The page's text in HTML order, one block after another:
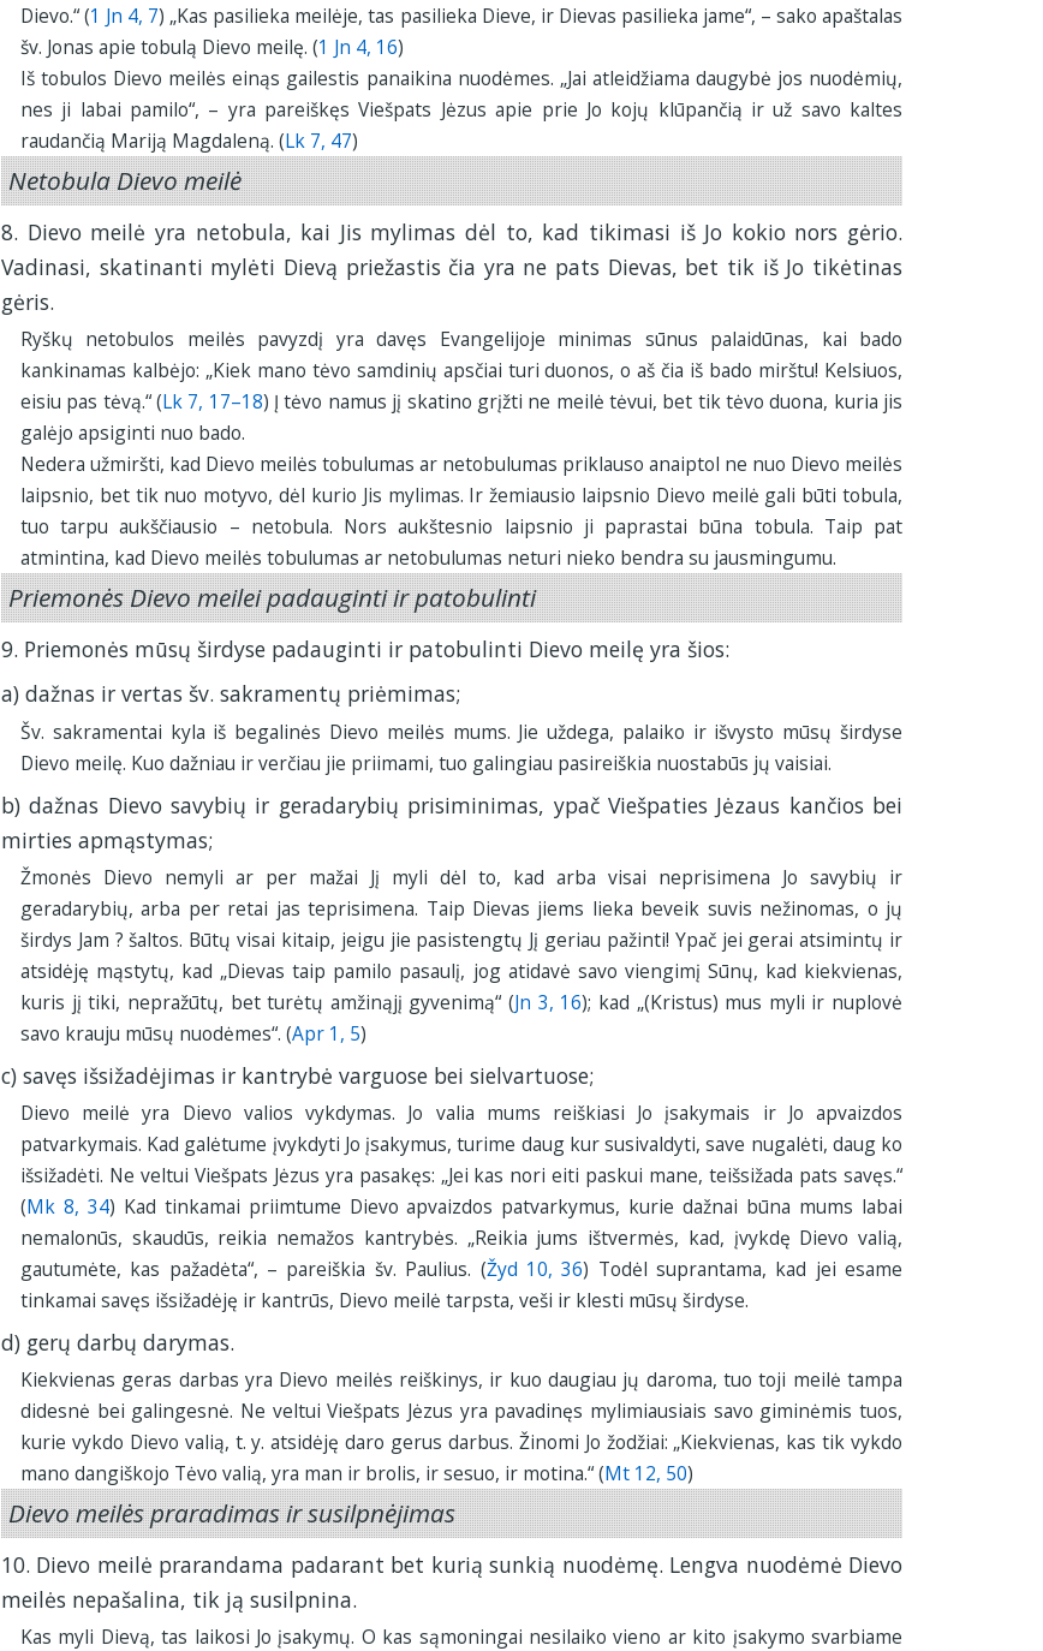
Dievo.“ (1 Jn 4, 7) „Kas pasilieka meilėje, tas pasilieka Dieve, ir Dievas pasilieka jame“, – sako apaštalas
šv. Jonas apie tobulą Dievo meilę. (1 Jn 4, 16)
Iš tobulos Dievo meilės einąs gailestis panaikina nuodėmes. „Jai atleidžiama daugybė jos nuodėmių,
nes ji labai pamilo“, – yra pareiškęs Viešpats Jėzus apie prie Jo kojų klūpančią ir už savo kaltes
raudančią Mariją Magdaleną. (Lk 7, 47)
Netobula Dievo meilė
8. Dievo meilė yra netobula, kai Jis mylimas dėl to, kad tikimasi iš Jo kokio nors gėrio.
Vadinasi, skatinanti mylėti Dievą priežastis čia yra ne pats Dievas, bet tik iš Jo tikėtinas
gėris.
Ryškų netobulos meilės pavyzdį yra davęs Evangelijoje minimas sūnus palaidūnas, kai bado
kankinamas kalbėjo: „Kiek mano tėvo samdinių apsčiai turi duonos, o aš čia iš bado mirštu! Kelsiuos,
eisiu pas tėvą.“ (Lk 7, 17–18) Į tėvo namus jį skatino grįžti ne meilė tėvui, bet tik tėvo duona, kuria jis
galėjo apsiginti nuo bado.
Nedera užmiršti, kad Dievo meilės tobulumas ar netobulumas priklauso anaiptol ne nuo Dievo meilės
laipsnio, bet tik nuo motyvo, dėl kurio Jis mylimas. Ir žemiausio laipsnio Dievo meilė gali būti tobula,
tuo tarpu aukščiausio – netobula. Nors aukštesnio laipsnio ji paprastai būna tobula. Taip pat
atmintina, kad Dievo meilės tobulumas ar netobulumas neturi nieko bendra su jausmingumu.
Priemonės Dievo meilei padauginti ir patobulinti
9. Priemonės mūsų širdyse padauginti ir patobulinti Dievo meilę yra šios:
a) dažnas ir vertas šv. sakramentų priėmimas;
Šv. sakramentai kyla iš begalinės Dievo meilės mums. Jie uždega, palaiko ir išvysto mūsų širdyse
Dievo meilę. Kuo dažniau ir verčiau jie priimami, tuo galingiau pasireiškia nuostabūs jų vaisiai.
b) dažnas Dievo savybių ir geradarybių prisiminimas, ypač Viešpaties Jėzaus kančios bei
mirties apmąstymas;
Žmonės Dievo nemyli ar per mažai Jį myli dėl to, kad arba visai neprisimena Jo savybių ir
geradarybių, arba per retai jas teprisimena. Taip Dievas jiems lieka beveik suvis nežinomas, o jų
širdys Jam ? šaltos. Būtų visai kitaip, jeigu jie pasistengtų Jį geriau pažinti! Ypač jei gerai atsimintų ir
atsidėję mąstytų, kad „Dievas taip pamilo pasaulį, jog atidavė savo viengimį Sūnų, kad kiekvienas,
kuris jį tiki, nepražūtų, bet turėtų amžinąjį gyvenimą“ (Jn 3, 16); kad „(Kristus) mus myli ir nuplovė
savo krauju mūsų nuodėmes“. (Apr 1, 5)
c) savęs išsižadėjimas ir kantrybė varguose bei sielvartuose;
Dievo meilė yra Dievo valios vykdymas. Jo valia mums reiškiasi Jo įsakymais ir Jo apvaizdos
patvarkymais. Kad galėtume įvykdyti Jo įsakymus, turime daug kur susivaldyti, save nugalėti, daug ko
išsižadėti. Ne veltui Viešpats Jėzus yra pasakęs: „Jei kas nori eiti paskui mane, teišsižada pats savęs.“
(Mk 8, 34) Kad tinkamai priimtume Dievo apvaizdos patvarkymus, kurie dažnai būna mums labai
nemalonūs, skaudūs, reikia nemažos kantrybės. „Reikia jums ištvermės, kad, įvykdę Dievo valią,
gautumėte, kas pažadėta“, – pareiškia šv. Paulius. (Žyd 10, 36) Todėl suprantama, kad jei esame
tinkamai savęs išsižadėję ir kantrūs, Dievo meilė tarpsta, veši ir klesti mūsų širdyse.
d) gerų darbų darymas.
Kiekvienas geras darbas yra Dievo meilės reiškinys, ir kuo daugiau jų daroma, tuo toji meilė tampa
didesnė bei galingesnė. Ne veltui Viešpats Jėzus yra pavadinęs mylimiausiais savo giminėmis tuos,
kurie vykdo Dievo valią, t. y. atsidėję daro gerus darbus. Žinomi Jo žodžiai: „Kiekvienas, kas tik vykdo
mano dangiškojo Tėvo valią, yra man ir brolis, ir sesuo, ir motina.“ (Mt 12, 50)
Dievo meilės praradimas ir susilpnėjimas
10. Dievo meilė prarandama padarant bet kurią sunkią nuodėmę. Lengva nuodėmė Dievo
meilės nepašalina, tik ją susilpnina.
Kas myli Dievą, tas laikosi Jo įsakymų. O kas sąmoningai nesilaiko vieno ar kito įsakymo svarbiame